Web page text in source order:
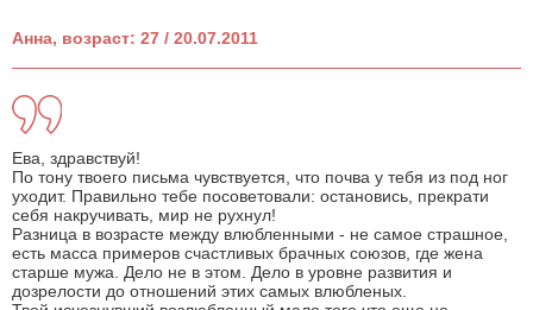
Анна, возраст: 27 / 20.07.2011
Ева, здравствуй!
По тону твоего письма чувствуется, что почва у тебя из под ног
уходит. Правильно тебе посоветовали: остановись, прекрати
себя накручивать, мир не рухнул!
Разница в возрасте между влюбленными - не самое страшное,
есть масса примеров счастливых брачных союзов, где жена
старше мужа. Дело не в этом. Дело в уровне развития и
дозрелости до отношений этих самых влюбленых.